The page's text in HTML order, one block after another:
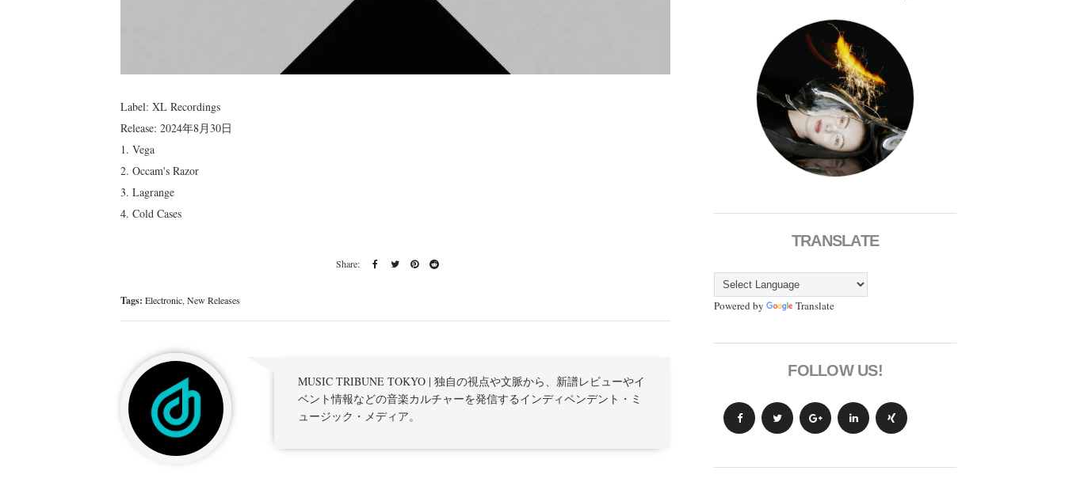
Label: XL Recordings
Release: 2024年8月30日
1. Vega
2. Occam's Razor
3. Lagrange
4. Cold Cases
Tags: Electronic, New Releases
MUSIC TRIBUNE TOKYO | 独自の視点や文脈から、新譜レビューやイ
ベント情報などの音楽カルチャーを発信するインディペンデント・ミ
ュージック・メディア。
TRANSLATE
Powered by Translate
FOLLOW US!